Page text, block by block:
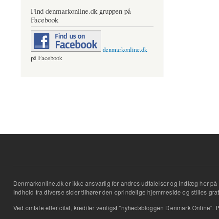
Find denmarkonline.dk gruppen på
Facebook
denmarkonline.dk
på Facebook
Denmarkonline.dk er ikke ansvarlig for andres udtalelser og indlæg her på
Indhold fra diverse sider tilhører den oprindelige hjemmeside og stilles
Ved omtale eller citat, krediter venligst "nyhedsbloggen Denmark Online".